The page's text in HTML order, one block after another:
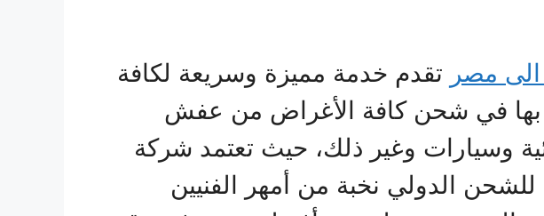
مصر تقدم خدمة مميزة وسريعة لكافة
بها في شحن كافة الأغراض من عفش
وسيارات وغير ذلك، حيث تعتمد شركة
الدولي نخبة من أمهر الفنيين